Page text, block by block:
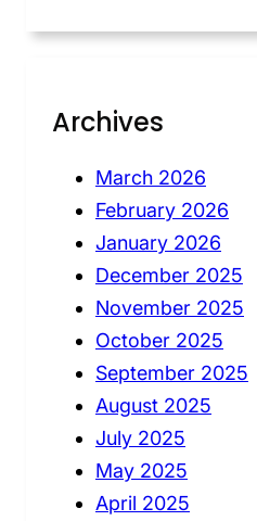
Archives
March 2026
February 2026
January 2026
December 2025
November 2025
October 2025
September 2025
August 2025
July 2025
May 2025
April 2025